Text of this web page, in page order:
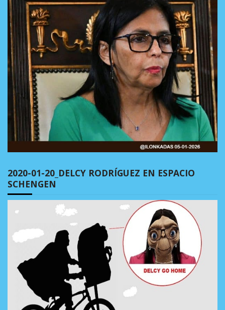
2020-01-20_DELCY RODRÍGUEZ EN ESPACIO
SCHENGEN